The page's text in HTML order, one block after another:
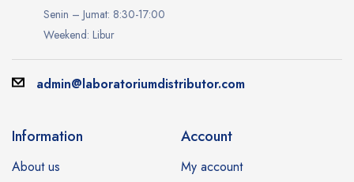
Senin – Jumat: 8:30-17:00
Weekend: Libur
admin@laboratoriumdistributor.com
Information
About us
Account
My account